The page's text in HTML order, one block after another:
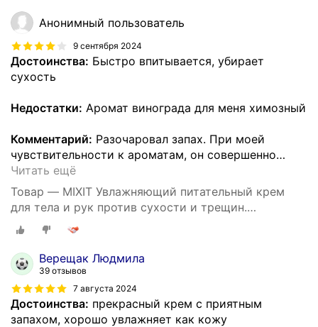
SUPER FOOD
Анонимный пользователь
9 сентября 2024
Достоинства: Быстро впитывается, убирает
сухость
Недостатки: Аромат винограда для меня химозный
Комментарий: Разочаровал запах. При моей
чувствительности к ароматам, он совершенно…
Читать ещё
Товар — MIXIT Увлажняющий питательный крем
для тела и рук против сухости и трещин.
Восстанавливающее средство для ухода за кожей
тела c пантенолом и маслом виноградных косточек
SUPER FOOD
Верещак Людмила
39 отзывов
7 августа 2024
Достоинства: прекрасный крем с приятным
запахом, хорошо увлажняет как кожу